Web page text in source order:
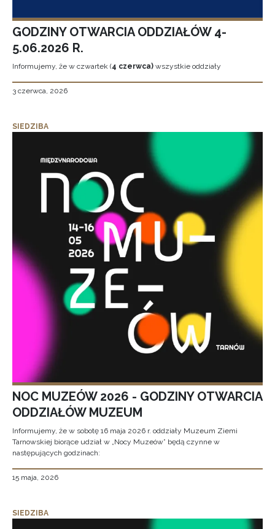
GODZINY OTWARCIA ODDZIAŁÓW 4-
5.06.2026 R.
Informujemy, że w czwartek (4 czerwca) wszystkie oddziały
3 czerwca, 2026
SIEDZIBA
NOC MUZEÓW 2026 - GODZINY OTWARCIA
ODDZIAŁÓW MUZEUM
Informujemy, że w sobotę 16 maja 2026 r. oddziały Muzeum Ziemi
Tarnowskiej biorące udział w „Nocy Muzeów” będą czynne w
następujących godzinach:
15 maja, 2026
SIEDZIBA